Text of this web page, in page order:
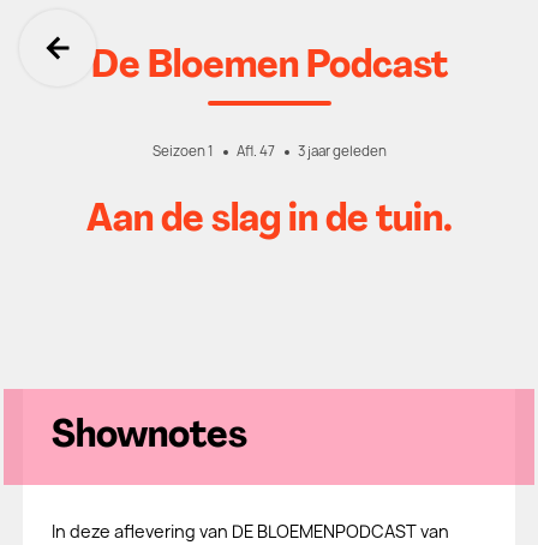
Ga terug
De Bloemen Podcast
Seizoen 1 Afl. 47 3 jaar geleden
Aan de slag in de tuin.
Shownotes
In deze aflevering van DE BLOEMENPODCAST van